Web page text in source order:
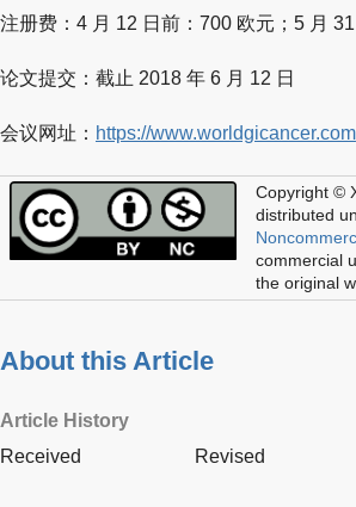
注册费：4 月 12 日前：700 欧元；5 月
论文提交：截止 2018 年 6 月 12 日
会议网址： https://www.worldgicancer.com
Copyright ©
distributed
commercial
the original
About this Article
Article History
Received
Revised